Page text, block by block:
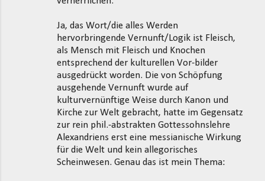
Ja, das Wort/die alles Werden
hervorbringende Vernunft/Logik ist Fleisch,
als Mensch mit Fleisch und Knochen
entsprechend der kulturellen Vor-bilder
ausgedrückt worden. Die von Schöpfung
ausgehende Vernunft wurde auf
kulturvernünftige Weise durch Kanon und
Kirche zur Welt gebracht, hatte im Gegensatz
zur rein phil.-abstrakten Gottessohnslehre
Alexandriens erst eine messianische Wirkung
für die Welt und kein allegorisches
Scheinwesen. Genau das ist mein Thema: